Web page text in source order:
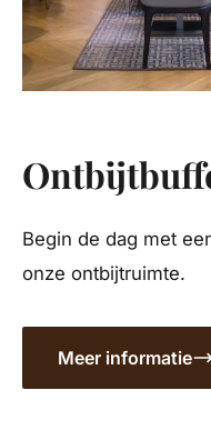
Begin de dag met
onze ontbijtruimte.
Meer informatie